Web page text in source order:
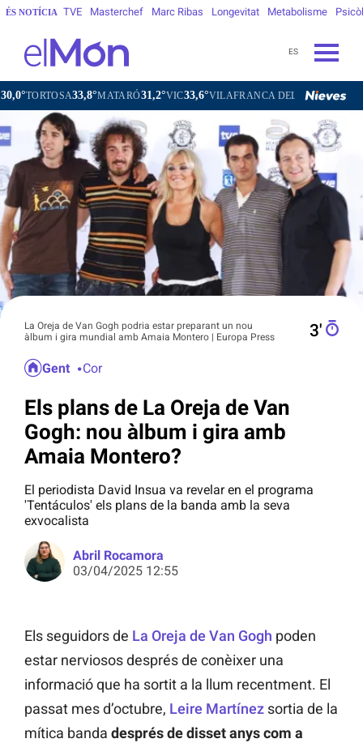
ÉS NOTÍCIA TVE Masterchef Marc Ribas Longevitat Metabolisme
ES
33,8°MATARÓ31,2°VIC33,6°VILAFRANCA DEL PENEDÈS 28,0°
La Oreja de Van Gogh podria estar preparant un nou
àlbum i gira mundial amb Amaia Montero | Europa Press
3′
Gent Cor
Els plans de La Oreja de Van
Gogh: nou àlbum i gira amb
Amaia Montero?
El periodista David Insua va revelar en el programa
'Tentáculos' els plans de la banda amb la seva
exvocalista
Abril Rocamora
03/04/2025 12:55
Els seguidors de La Oreja de Van Gogh poden
estar nerviosos després de conèixer una
informació que ha sortit a la llum recentment. El
passat mes d’octubre, Leire Martínez sortia de la
mítica banda després de disset anys com a